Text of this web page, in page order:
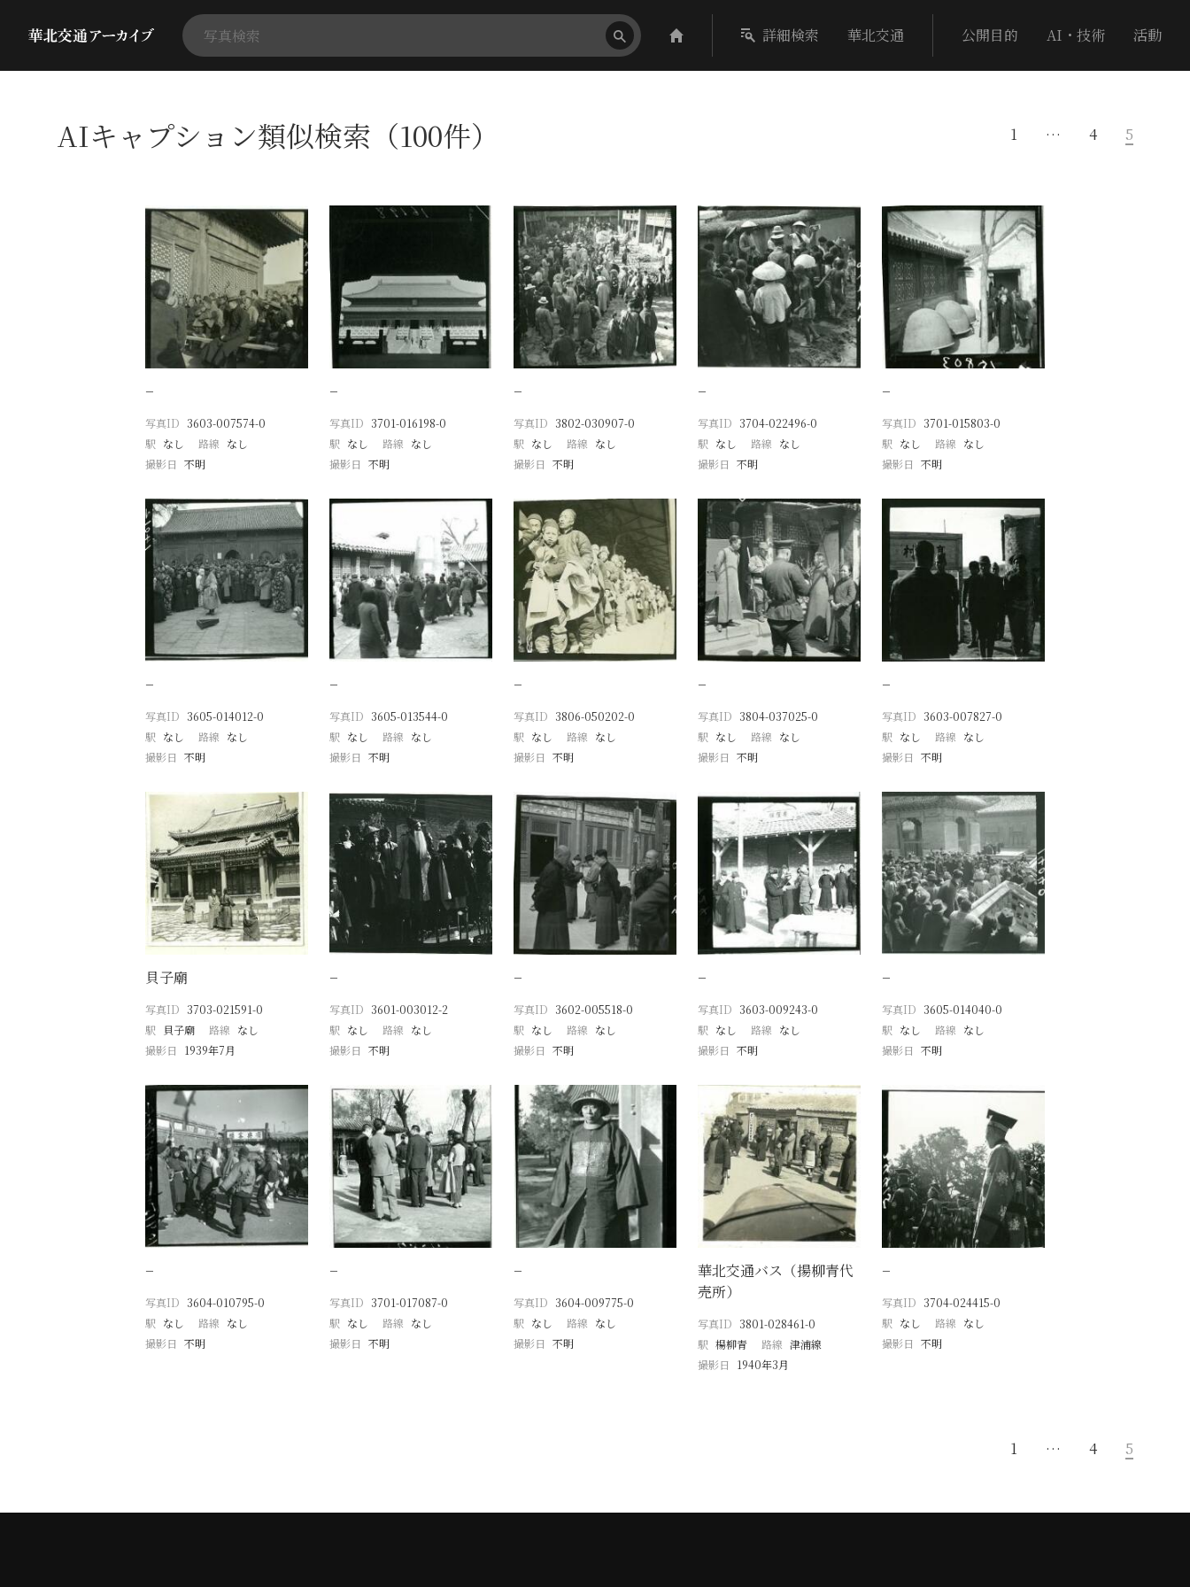
詳細検索 華北交通 公開目的 AI・技術 活動
AIキャプション類似検索（100件） 1 … 4 5
−
写真ID 3603-007574-0
駅 なし 路線 なし
撮影日 不明
−
写真ID 3701-016198-0
駅 なし 路線 なし
撮影日 不明
−
写真ID 3802-030907-0
駅 なし 路線 なし
撮影日 不明
−
写真ID 3704-022496-0
駅 なし 路線 なし
撮影日 不明
−
写真ID 3701-015803-0
駅 なし 路線 なし
撮影日 不明
−
写真ID 3605-014012-0
駅 なし 路線 なし
撮影日 不明
−
写真ID 3605-013544-0
駅 なし 路線 なし
撮影日 不明
−
写真ID 3806-050202-0
駅 なし 路線 なし
撮影日 不明
−
写真ID 3804-037025-0
駅 なし 路線 なし
撮影日 不明
−
写真ID 3603-007827-0
駅 なし 路線 なし
撮影日 不明
貝子廟
写真ID 3703-021591-0
駅 貝子廟 路線 なし
撮影日
1939年7月
−
写真ID 3601-003012-2
駅 なし 路線 なし
撮影日 不明
−
写真ID 3602-005518-0
駅 なし 路線 なし
撮影日 不明
−
写真ID 3603-009243-0
駅 なし 路線 なし
撮影日 不明
−
写真ID 3605-014040-0
駅 なし 路線 なし
撮影日 不明
−
写真ID 3604-010795-0
駅 なし 路線 なし
撮影日 不明
−
写真ID 3701-017087-0
駅 なし 路線 なし
撮影日 不明
−
写真ID 3604-009775-0
駅 なし 路線 なし
撮影日 不明
華北交通バス（揚柳青代
売所）
写真ID 3801-028461-0
駅 楊柳青 路線 津浦線
撮影日
1940年3月
−
写真ID 3704-024415-0
駅 なし 路線 なし
撮影日 不明
1 … 4 5